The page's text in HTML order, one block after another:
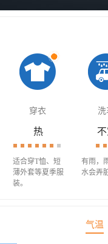
穿衣 洗
热
适合穿T恤、短
薄外套等夏季服
装。
有雨，
水会弄
气温